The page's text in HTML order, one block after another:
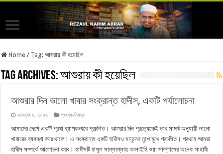
Home / Tag:আশুরায় কী হয়েছিল
Tag Archives:আশুরায় কী হয়েছিল
আশুরার দিন ভালো খাবার সংক্রান্ত হাদীস, একটি পর্যালোচনা
নভেম্বর ৯, ২০২২ প্রবন্ধ-নিবন্ধ
আমাদের দেশে একটি প্রথা ব্যাপকভাবে প্রচলিত। আশুরার দিন প্রত্যেকেই তার সামর্থ অনুযায়ী ভালো
খাবারের ব্যবস্থা করে থাকে। এ সংক্রান্ত একটি হাদীসও মানুষের মুখে মুখে প্রচলিত। প্রথমে আমরা
হাদীস সম্পর্কে আলোচনা করব। হাদীসটি রাসূল সাল্লাল্লাহু আলাইহি ওয়া সাল্লামের অনেক সাহাবী